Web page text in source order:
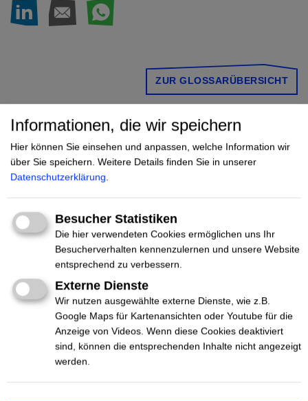
AUF LINKEDIN
PER E-MAIL
PER
ZUR GLOSSARÜBERSICHT
MENSCHLICHKEIT.HASS HASST
JETZT SPENDEN!
Informationen, die wir speichern
Hier können Sie einsehen und anpassen, welche Information wir
über Sie speichern. Weitere Details finden Sie in unserer
Datenschutzerklärung.
Besucher Statistiken
Die hier verwendeten Cookies ermöglichen uns Ihr
Besucherverhalten kennenzulernen und unsere Website
entsprechend zu verbessern.
Externe Dienste
Wir nutzen ausgewählte externe Dienste, wie z.B.
Google Maps für Kartenansichten oder Youtube für die
Anzeige von Videos. Wenn diese Cookies deaktiviert
sind, können die entsprechenden Inhalte nicht angezeigt
werden.